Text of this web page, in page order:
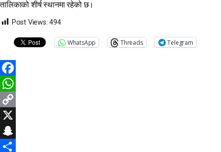
तालिकाको शीर्ष स्थानमा रहेको छ।
Post Views: 494
WhatsApp Threads Telegram
Facebook
WhatsApp
Copy
Link
X
Snapchat